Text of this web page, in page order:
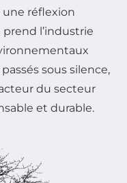
une réflexion
l’industrie
sous silence,
du secteur
et durable.